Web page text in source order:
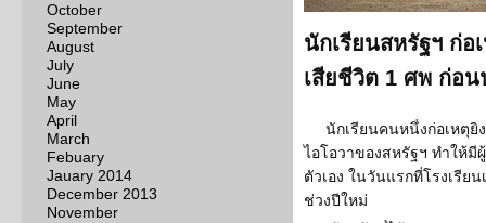
October
September
August
July
June
May
April
March
Febuary
Jauary 2014
December 2013
November
นักเรียนสหรัฐฯ ก่อ
เสียชีวิต 1 ศพ ก่อน
นักเรียนคนหนึ่งก่อเหตุยิ
ไอโอวาของสหรัฐฯ ทำให้
ตัวเอง ในวันแรกที่โรงเรีย
ช่วงปีใหม่